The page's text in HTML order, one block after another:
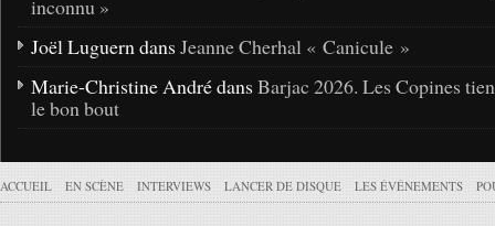
inconnu »
Joël Luguern dans Jeanne Cherhal « Canicule »
Marie-Christine André dans Barjac 2026. Les Copines
le bon bout
ACCUEIL EN SCÈNE INTERVIEWS LANCER DE DISQUE LES ÉVÉNEMENTS